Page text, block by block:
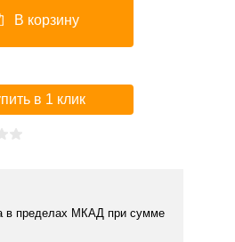
В корзину
в 1 клик
в пределах МКАД при сумме